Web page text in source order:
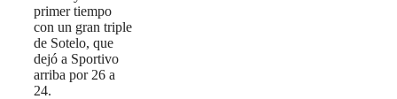
primer tiempo
con un gran triple
de Sotelo, que
dejó a Sportivo
arriba por 26 a
24.